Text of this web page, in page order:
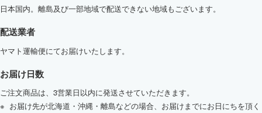
日本国内。離島及び一部地域で配送できない地域もございます。
配送業者
ヤマト運輸便にてお届けいたします。
お届け日数
ご注文商品は、3営業日以内に発送させていただきます。
お届け先が北海道・沖縄・離島などの場合、お届けまでにお日にちを頂く